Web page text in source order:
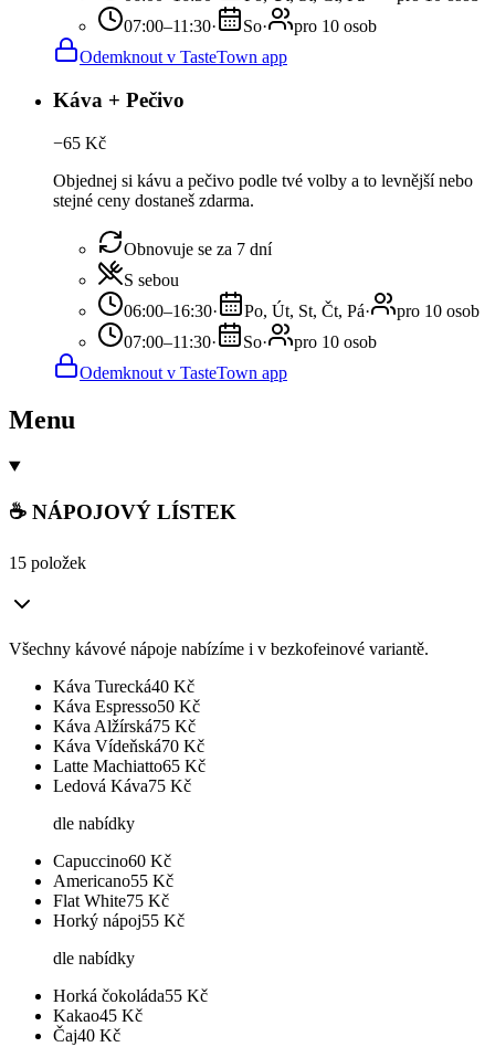
07:00–11:30· So·
pro 10 osob
Odemknout v TasteTown app
Káva + Pečivo
−65 Kč
Objednej si kávu a pečivo podle tvé volby a to levnější nebo
stejné ceny dostaneš zdarma.
Obnovuje se za 7 dní
S sebou
06:00–16:30· Po, Út, St, Čt, Pá·
pro 10 osob
07:00–11:30· So·
pro 10 osob
Odemknout v TasteTown app
Menu
☕ NÁPOJOVÝ LÍSTEK
15 položek
Všechny kávové nápoje nabízíme i v bezkofeinové variantě.
Káva Turecká40 Kč
Káva Espresso50 Kč
Káva Alžírská75 Kč
Káva Vídeňská70 Kč
Latte Machiatto65 Kč
Ledová Káva75 Kč
dle nabídky
Capuccino60 Kč
Americano55 Kč
Flat White75 Kč
Horký nápoj55 Kč
dle nabídky
Horká čokoláda55 Kč
Kakao45 Kč
Čaj40 Kč